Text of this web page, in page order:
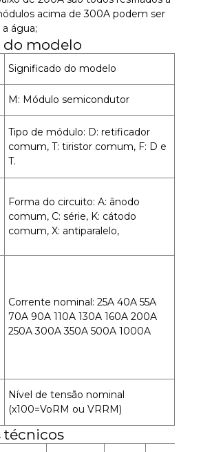
acima de 300A podem ser
água;
modelo
Significado do modelo
M: Módulo semicondutor
Tipo de módulo: D: retificador
comum, T: tiristor comum, F: D e
T.
Forma do circuito: A: ânodo
comum, C: série, K: cátodo
comum, X: antiparalelo,
Corrente nominal: 25A 40A 55A
70A 90A 110A 130A 160A 200A
250A 300A 350A 500A 1000A
Nível de tensão nominal
(x100=VoRM ou VRRM)
técnicos